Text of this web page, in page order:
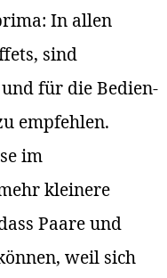
In allen
sind
für die Bedien-
empfehlen.
im
kleinere
Paare und
weil sich